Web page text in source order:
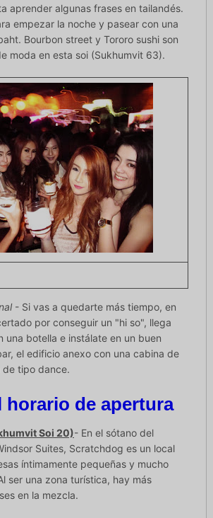
aprender algunas frases en tailandés.
empezar la noche y pasear con una
Bourbon street y Tororo sushi son
moda en esta soi (Sukhumvit 63).
- Si vas a quedarte más tiempo, en
por conseguir un "hi so", llega
una botella e instálate en un buen
el edificio anexo con una cabina de
de tipo dance.
horario de apertura
Soi 20)- En el sótano del
Suites, Scratchdog es un local
íntimamente pequeñas y mucho
ser una zona turística, hay más
en la mezcla.